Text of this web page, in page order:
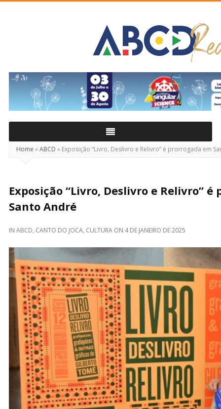
Real
Home »ABCD » Exposição “Livro, Deslivro e Relivro” é prorrogada em
Exposição “Livro, Deslivro e Relivro”
Santo André
IN ABCD, CANTO DO JOCA, CULTURA ON 4 DE JANEIRO DE 2025